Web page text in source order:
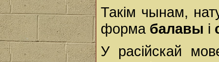
Такім чынам,
форма балавы і
У расійскай